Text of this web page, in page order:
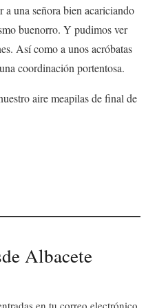
a una señora bien acariciando
buenorro. Y pudimos ver
Así como a unos acróbatas
coordinación portentosa.
aire meapilas de final de
Albacete